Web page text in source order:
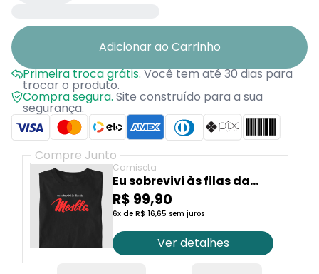
Adicionar ao Carrinho
Primeira troca grátis.Você tem até 30 dias para
trocar o produto.
Compra segura. Site construído para a sua
segurança.
Compre Junto
Camiseta
Eu sobrevivi às filas da
Mesbla
R$ 99,90
6x de R$ 16,65 sem juros
Ver detalhes